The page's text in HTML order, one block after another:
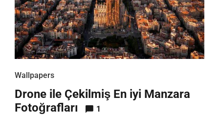
Wallpapers
Drone ile Çekilmiş En iyi Manzara
Fotoğrafları
1